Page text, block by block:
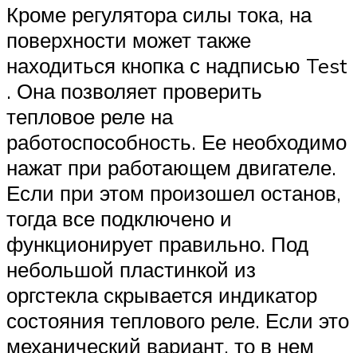
Кроме регулятора силы тока, на
поверхности может также
находиться кнопка с надписью Test
. Она позволяет проверить
тепловое реле на
работоспособность. Ее необходимо
нажат при работающем двигателе.
Если при этом произошел останов,
тогда все подключено и
функционирует правильно. Под
небольшой пластинкой из
оргстекла скрывается индикатор
состояния теплового реле. Если это
механический вариант, то в нем